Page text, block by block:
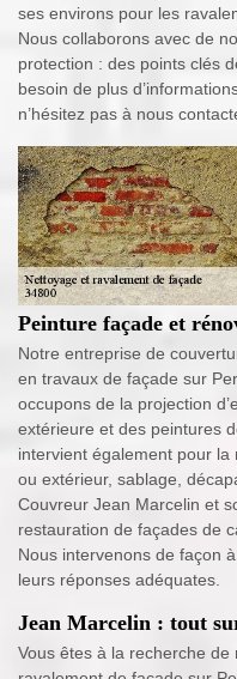
ses environs pour les
Nous collaborons avec de
protection : des points clés
besoin de plus
n’hésitez pas à nous
Peinture façade et
Notre entreprise de
en travaux de façade sur
occupons de la projection
extérieure et des peintures
intervient également pour
ou extérieur, sablage,
Couvreur Jean Marcelin et
restauration de façades de
Nous intervenons de façon
leurs réponses adéquates.
Jean Marcelin : tout
Vous êtes à la recherche